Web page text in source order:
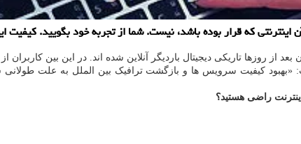
اینترنتی که قرار بوده باشد، نیست. شما از تجربه خود بگویید.
از روزها تاریکی دیجیتال باردیگر آنلاین شده اند. در این بین کاربران
«بهبود کیفیت سرویس ها و بازگشت ترافیک بین الملل به علت
راضی هستید؟